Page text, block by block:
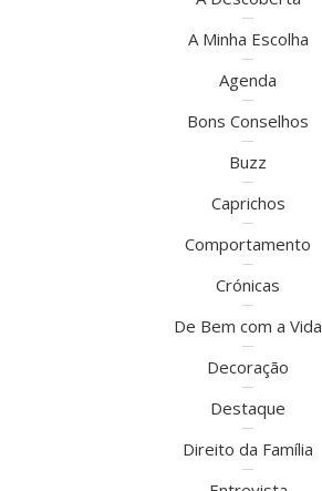
A Minha Escolha
Agenda
Bons Conselhos
Buzz
Caprichos
Comportamento
Crónicas
De Bem com a Vida
Decoração
Destaque
Direito da Família